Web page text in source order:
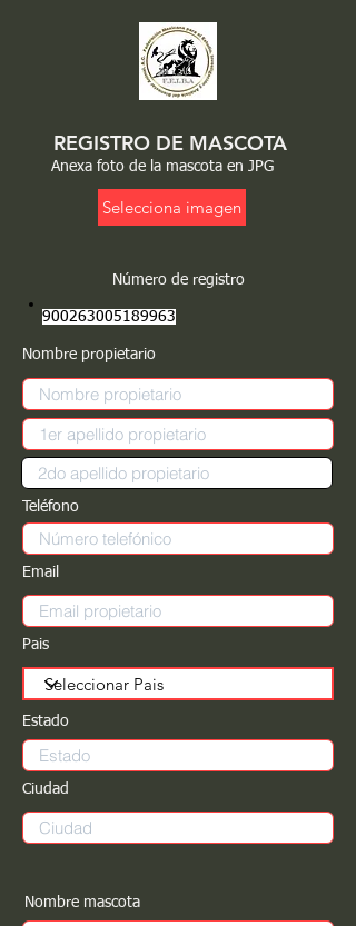
REGISTRO DE MASCOTA
Anexa foto de la mascota en JPG
Selecciona imagen
Número de registro
900263005189963
Nombre propietario
Teléfono
Email
Pais
Estado
Ciudad
Nombre mascota